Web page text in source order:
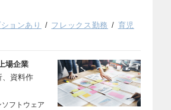
ョンあり フレックス勤務
育児
場企業
、資料作
フトウェア